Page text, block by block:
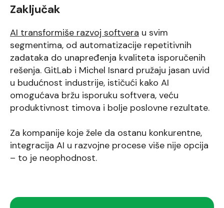
Zaključak
AI transformiše razvoj softvera u svim
segmentima, od automatizacije repetitivnih
zadataka do unapređenja kvaliteta isporučenih
rešenja. GitLab i Michel Isnard pružaju jasan uvid
u budućnost industrije, ističući kako AI
omogućava bržu isporuku softvera, veću
produktivnost timova i bolje poslovne rezultate.
Za kompanije koje žele da ostanu konkurentne,
integracija AI u razvojne procese više nije opcija
– to je neophodnost.